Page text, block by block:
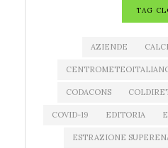
TAG
AZIENDE
CODACONS
COVID-19 EDITORIA
ESTRAZIONE